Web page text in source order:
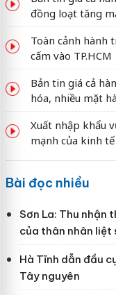
đồng loạt tăng
Toàn cảnh hành
cấm vào TP.HCM
Bản tin giá cả
hóa, nhiều mặt
Xuất nhập khẩu
mạnh của kinh
Bài đọc nhiều
Sơn La: Thu nhận
của thân nhân liệt
Hà Tĩnh dẫn đầu
Tây nguyên